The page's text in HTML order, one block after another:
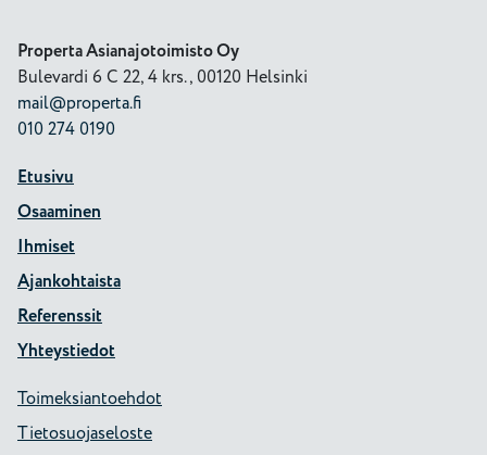
Properta Asianajotoimisto Oy
Bulevardi 6 C 22, 4 krs., 00120 Helsinki
mail@properta.fi
010 274 0190
Etusivu
Osaaminen
Ihmiset
Ajankohtaista
Referenssit
Yhteystiedot
Toimeksiantoehdot
Tietosuojaseloste